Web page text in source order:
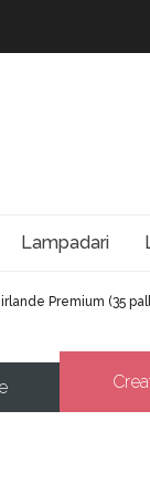
Lampadari
Premium (35